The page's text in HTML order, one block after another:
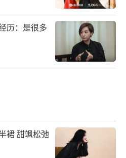
历：是很多
裙 甜飒松弛